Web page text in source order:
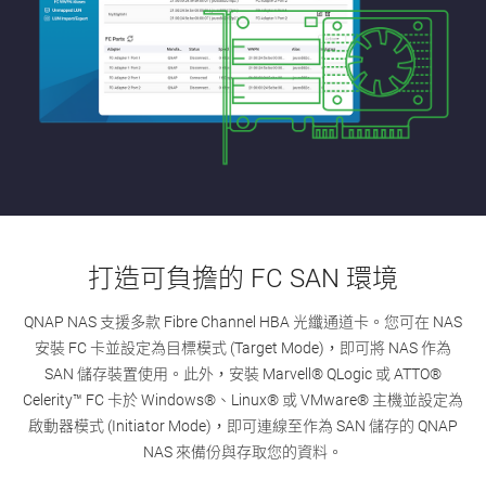
打造可負擔的 FC SAN 環境
QNAP NAS 支援多款 Fibre Channel HBA 光纖通道卡。您可在 NAS
安裝 FC 卡並設定為目標模式 (Target Mode)，即可將 NAS 作為
SAN 儲存裝置使用。此外，安裝 Marvell® QLogic 或 ATTO®
Celerity™ FC 卡於 Windows®、Linux® 或 VMware® 主機並設定為
啟動器模式 (Initiator Mode)，即可連線至作為 SAN 儲存的 QNAP
NAS 來備份與存取您的資料。